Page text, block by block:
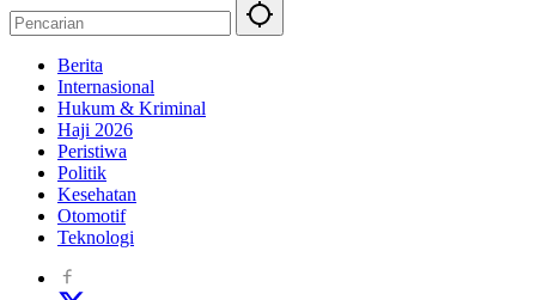
Berita
Internasional
Hukum & Kriminal
Haji 2026
Peristiwa
Politik
Kesehatan
Otomotif
Teknologi